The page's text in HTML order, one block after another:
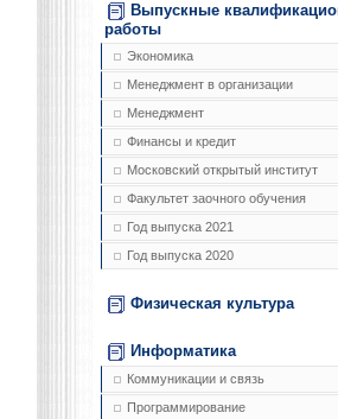
Выпускные
работы
Экономика
Менеджмент в организации
Менеджмент
Финансы и кредит
Московский открытый институт
Факультет заочного обучения
Год выпуска 2021
Год выпуска 2020
Физическая культура
Информатика
Коммуникации и связь
Программирование